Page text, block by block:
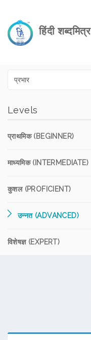
हिंदी शब्दमित्र
Levels
प्राथमिक (BEGINNER)
माध्यमिक (INTERMEDIATE)
कुशल (PROFICIENT)
उन्नत (ADVANCED)
विशेषज्ञ (EXPERT)